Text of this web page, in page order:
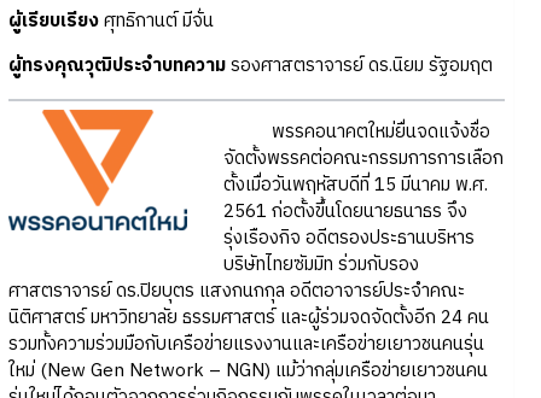
ผู้เรียบเรียงศุทธิกานต์ มีจั่น
ผู้ทรงคุณวุฒิประจำบทความรองศาสตราจารย์ ดร.นิยม รัฐอมฤต
พรรคอนาคตใหม่ยื่นจดแจ้งชื่อ
จัดตั้งพรรคต่อคณะกรรมการการเลือก
ตั้งเมื่อวันพฤหัสบดีที่ 15 มีนาคม พ.ศ.
2561 ก่อตั้งขึ้นโดยนายธนาธร จึง
รุ่งเรืองกิจ อดีตรองประธานบริหาร
บริษัทไทยซัมมิท ร่วมกับรอง
ศาสตราจารย์ ดร.ปิยบุตร แสงกนกกุล อดีตอาจารย์ประจำคณะ
นิติศาสตร์ มหาวิทยาลัย ธรรมศาสตร์ และผู้ร่วมจดจัดตั้งอีก 24 คน
รวมทั้งความร่วมมือกับเครือข่ายแรงงานและเครือข่ายเยาวชนคนรุ่น
ใหม่ (New Gen Network – NGN) แม้ว่ากลุ่มเครือข่ายเยาวชนคน